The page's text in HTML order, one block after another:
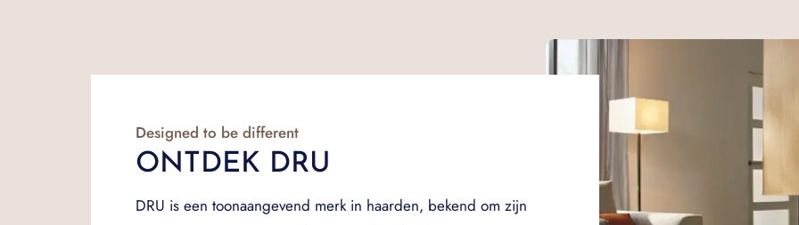
Designed to be different
ONTDEK DRU
DRU is een toonaangevend merk in haarden, bekend om zijn